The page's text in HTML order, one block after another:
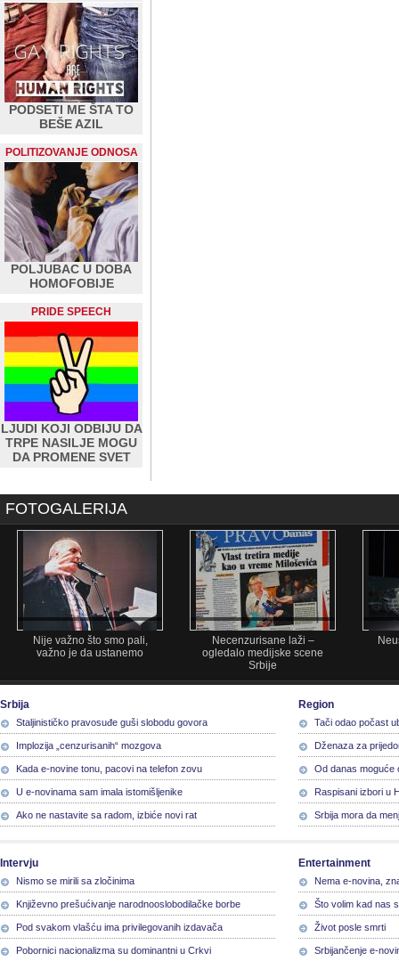
PODSETI ME ŠTA TO
BEŠE AZIL
POLITIZOVANJE ODNOSA
POLJUBAC U DOBA
HOMOFOBIJE
PRIDE SPEECH
LJUDI KOJI ODBIJU DA
TRPE NASILJE MOGU
DA PROMENE SVET
FOTOGALERIJA
Nije važno što smo pali,
važno je da ustanemo
Necenzurisane laži –
ogledalo medijske scene
Srbije
Srbija
Staljinističko pravosuđe guši slobodu govora
Implozija „cenzurisanih“ mozgova
Kada e-novine tonu, pacovi na telefon zovu
U e-novinama sam imala istomišljenike
Ako ne nastavite sa radom, izbiće novi rat
Region
Tači odao počast
Dženaza za
Od danas moguće
Raspisani izbori u
Srbija mora da
Intervju
Nismo se mirili sa zločinima
Književno prešućivanje narodnooslobodilačke borbe
Pod svakom vlašću ima privilegovanih izdavača
Pobornici nacionalizma su dominantni u Crkvi
Entertainment
Nema e-novina,
Što volim kad nas
Život posle smrti
Srbijančenje e-